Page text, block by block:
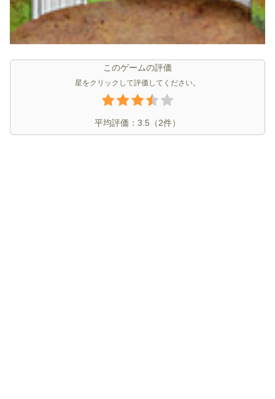
このゲームの評価
星をクリックして評価してください。
平均評価： 3.5 （2件）